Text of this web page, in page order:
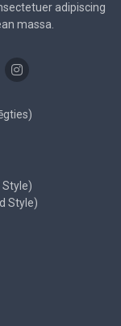
adipiscing
massa.
)
Style)
Style)